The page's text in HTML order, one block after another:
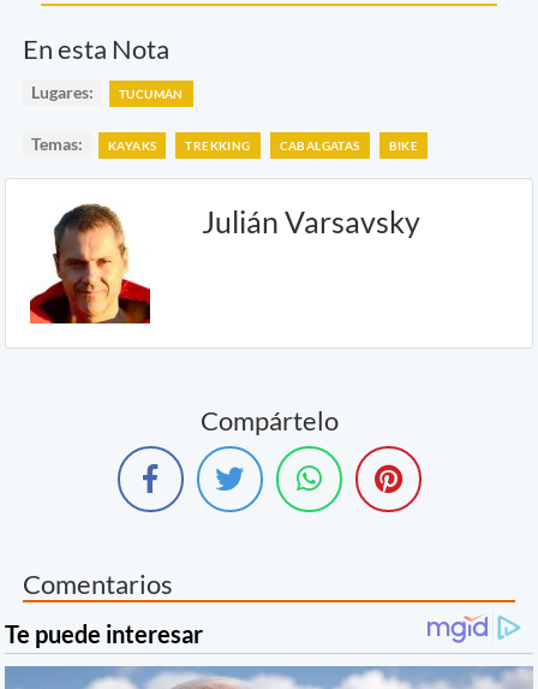
En esta Nota
Lugares: TUCUMÁN
Temas: KAYAKS TREKKING CABALGATAS BIKE
Julián Varsavsky
Compártelo
Comentarios